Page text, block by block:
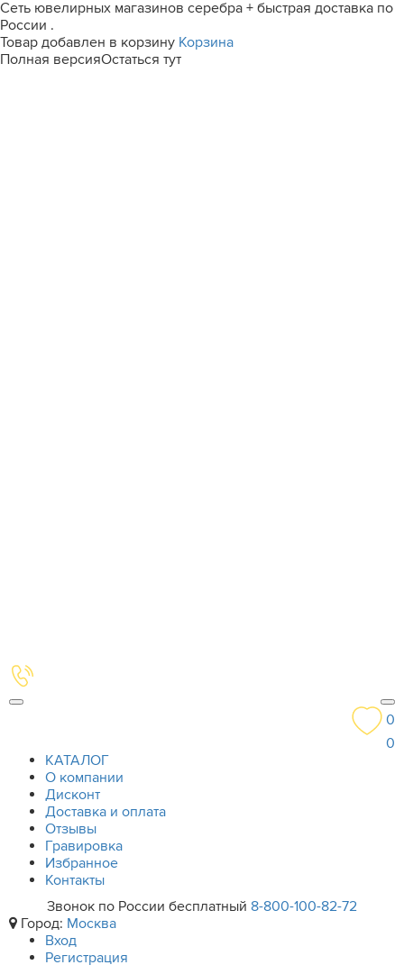
Сеть ювелирных магазинов серебра + быстрая доставка по
России .
Товар добавлен в корзину Корзина
Полная версияОстаться тут
0
0
КАТАЛОГ
О компании
Дисконт
Доставка и оплата
Отзывы
Гравировка
Избранное
Контакты
Звонок по России бесплатный 8-800-100-82-72
Город: Москва
Вход
Регистрация